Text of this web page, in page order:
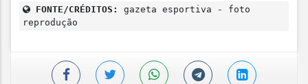
FONTE/CRÉDITOS:
gazeta esportiva - foto
reprodução